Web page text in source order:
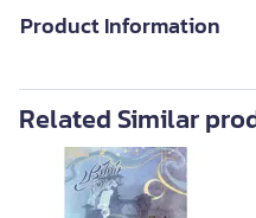
Product Information
Related Similar